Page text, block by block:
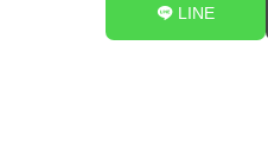
LINE